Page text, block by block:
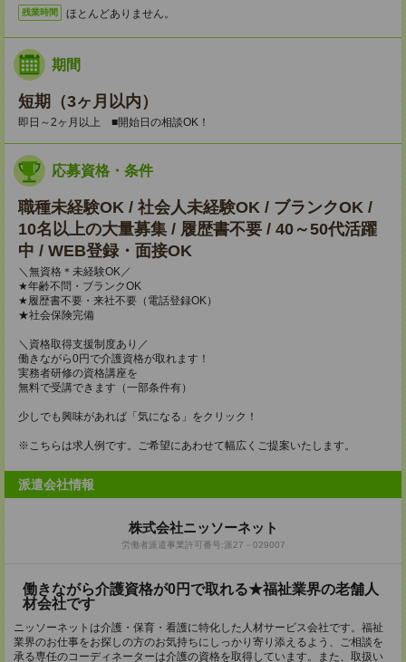
残業時間 ほとんどありません。
期間
短期（3ヶ月以内）
即日～2ヶ月以上 ■開始日の相談OK！
応募資格・条件
職種未経験OK / 社会人未経験OK / ブランクOK /
10名以上の大量募集 / 履歴書不要 / 40～50代活躍
中 / WEB登録・面接OK
＼無資格＊未経験OK／
★年齢不問・ブランクOK
★履歴書不要・来社不要（電話登録OK）
★社会保険完備
＼資格取得支援制度あり／
働きながら0円で介護資格が取れます！
実務者研修の資格講座を
無料で受講できます（一部条件有）
少しでも興味があれば「気になる」をクリック！
※こちらは求人例です。ご希望にあわせて幅広くご提案いたします。
派遣会社情報
株式会社ニッソーネット
労働者派遣事業許可番号:派27－029007
働きながら介護資格が0円で取れる★福祉業界の老舗人
材会社です
ニッソーネットは介護・保育・看護に特化した人材サービス会社です。福祉
業界のお仕事をお探しの方のお気持ちにしっかり寄り添えるよう、ご相談を
承る専任のコーディネーターは介護の資格を取得しています。また、取扱い